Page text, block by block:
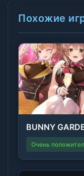
Похожие
BUNNY
Очень